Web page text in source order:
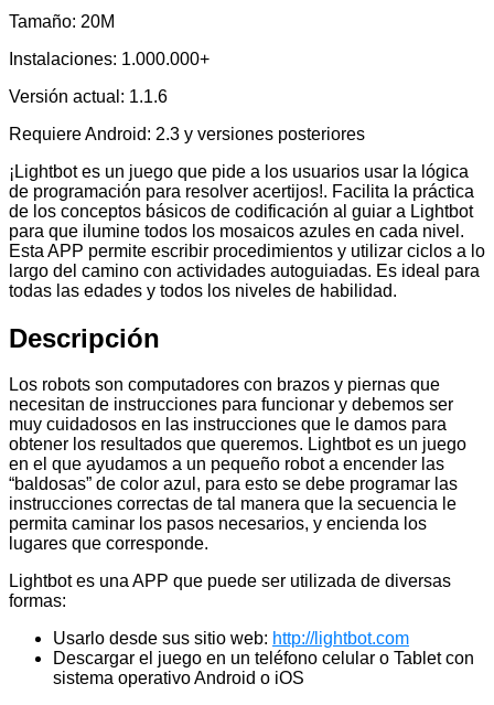
Tamaño: 20M
Instalaciones: 1.000.000+
Versión actual: 1.1.6
Requiere Android: 2.3 y versiones posteriores
¡Lightbot es un juego que pide a los usuarios usar la lógica
de programación para resolver acertijos!. Facilita la práctica
de los conceptos básicos de codificación al guiar a Lightbot
para que ilumine todos los mosaicos azules en cada nivel.
Esta APP permite escribir procedimientos y utilizar ciclos a lo
largo del camino con actividades autoguiadas. Es ideal para
todas las edades y todos los niveles de habilidad.
Descripción
Los robots son computadores con brazos y piernas que
necesitan de instrucciones para funcionar y debemos ser
muy cuidadosos en las instrucciones que le damos para
obtener los resultados que queremos. Lightbot es un juego
en el que ayudamos a un pequeño robot a encender las
“baldosas” de color azul, para esto se debe programar las
instrucciones correctas de tal manera que la secuencia le
permita caminar los pasos necesarios, y encienda los
lugares que corresponde.
Lightbot es una APP que puede ser utilizada de diversas
formas:
Usarlo desde sus sitio web: http://lightbot.com
Descargar el juego en un teléfono celular o Tablet con
sistema operativo Android o iOS